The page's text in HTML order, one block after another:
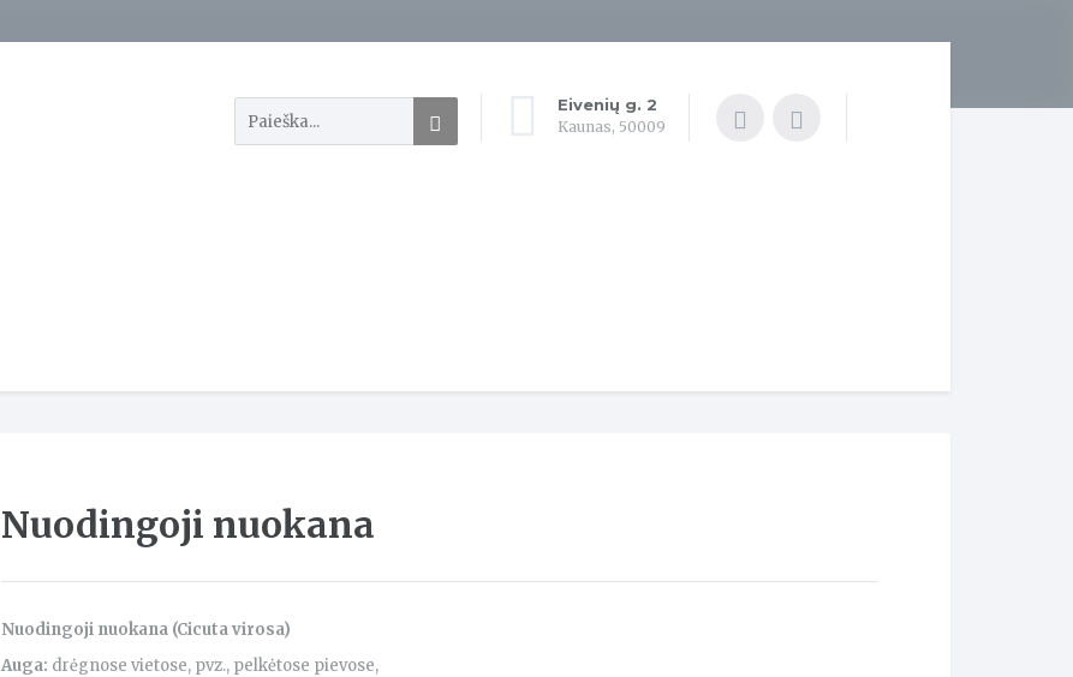
Eivenių g. 2
Kaunas, 50009
Nuodingoji nuokana
Nuodingoji nuokana (Cicuta virosa)
Auga: drėgnose vietose, pvz., pelkėtose pievose,